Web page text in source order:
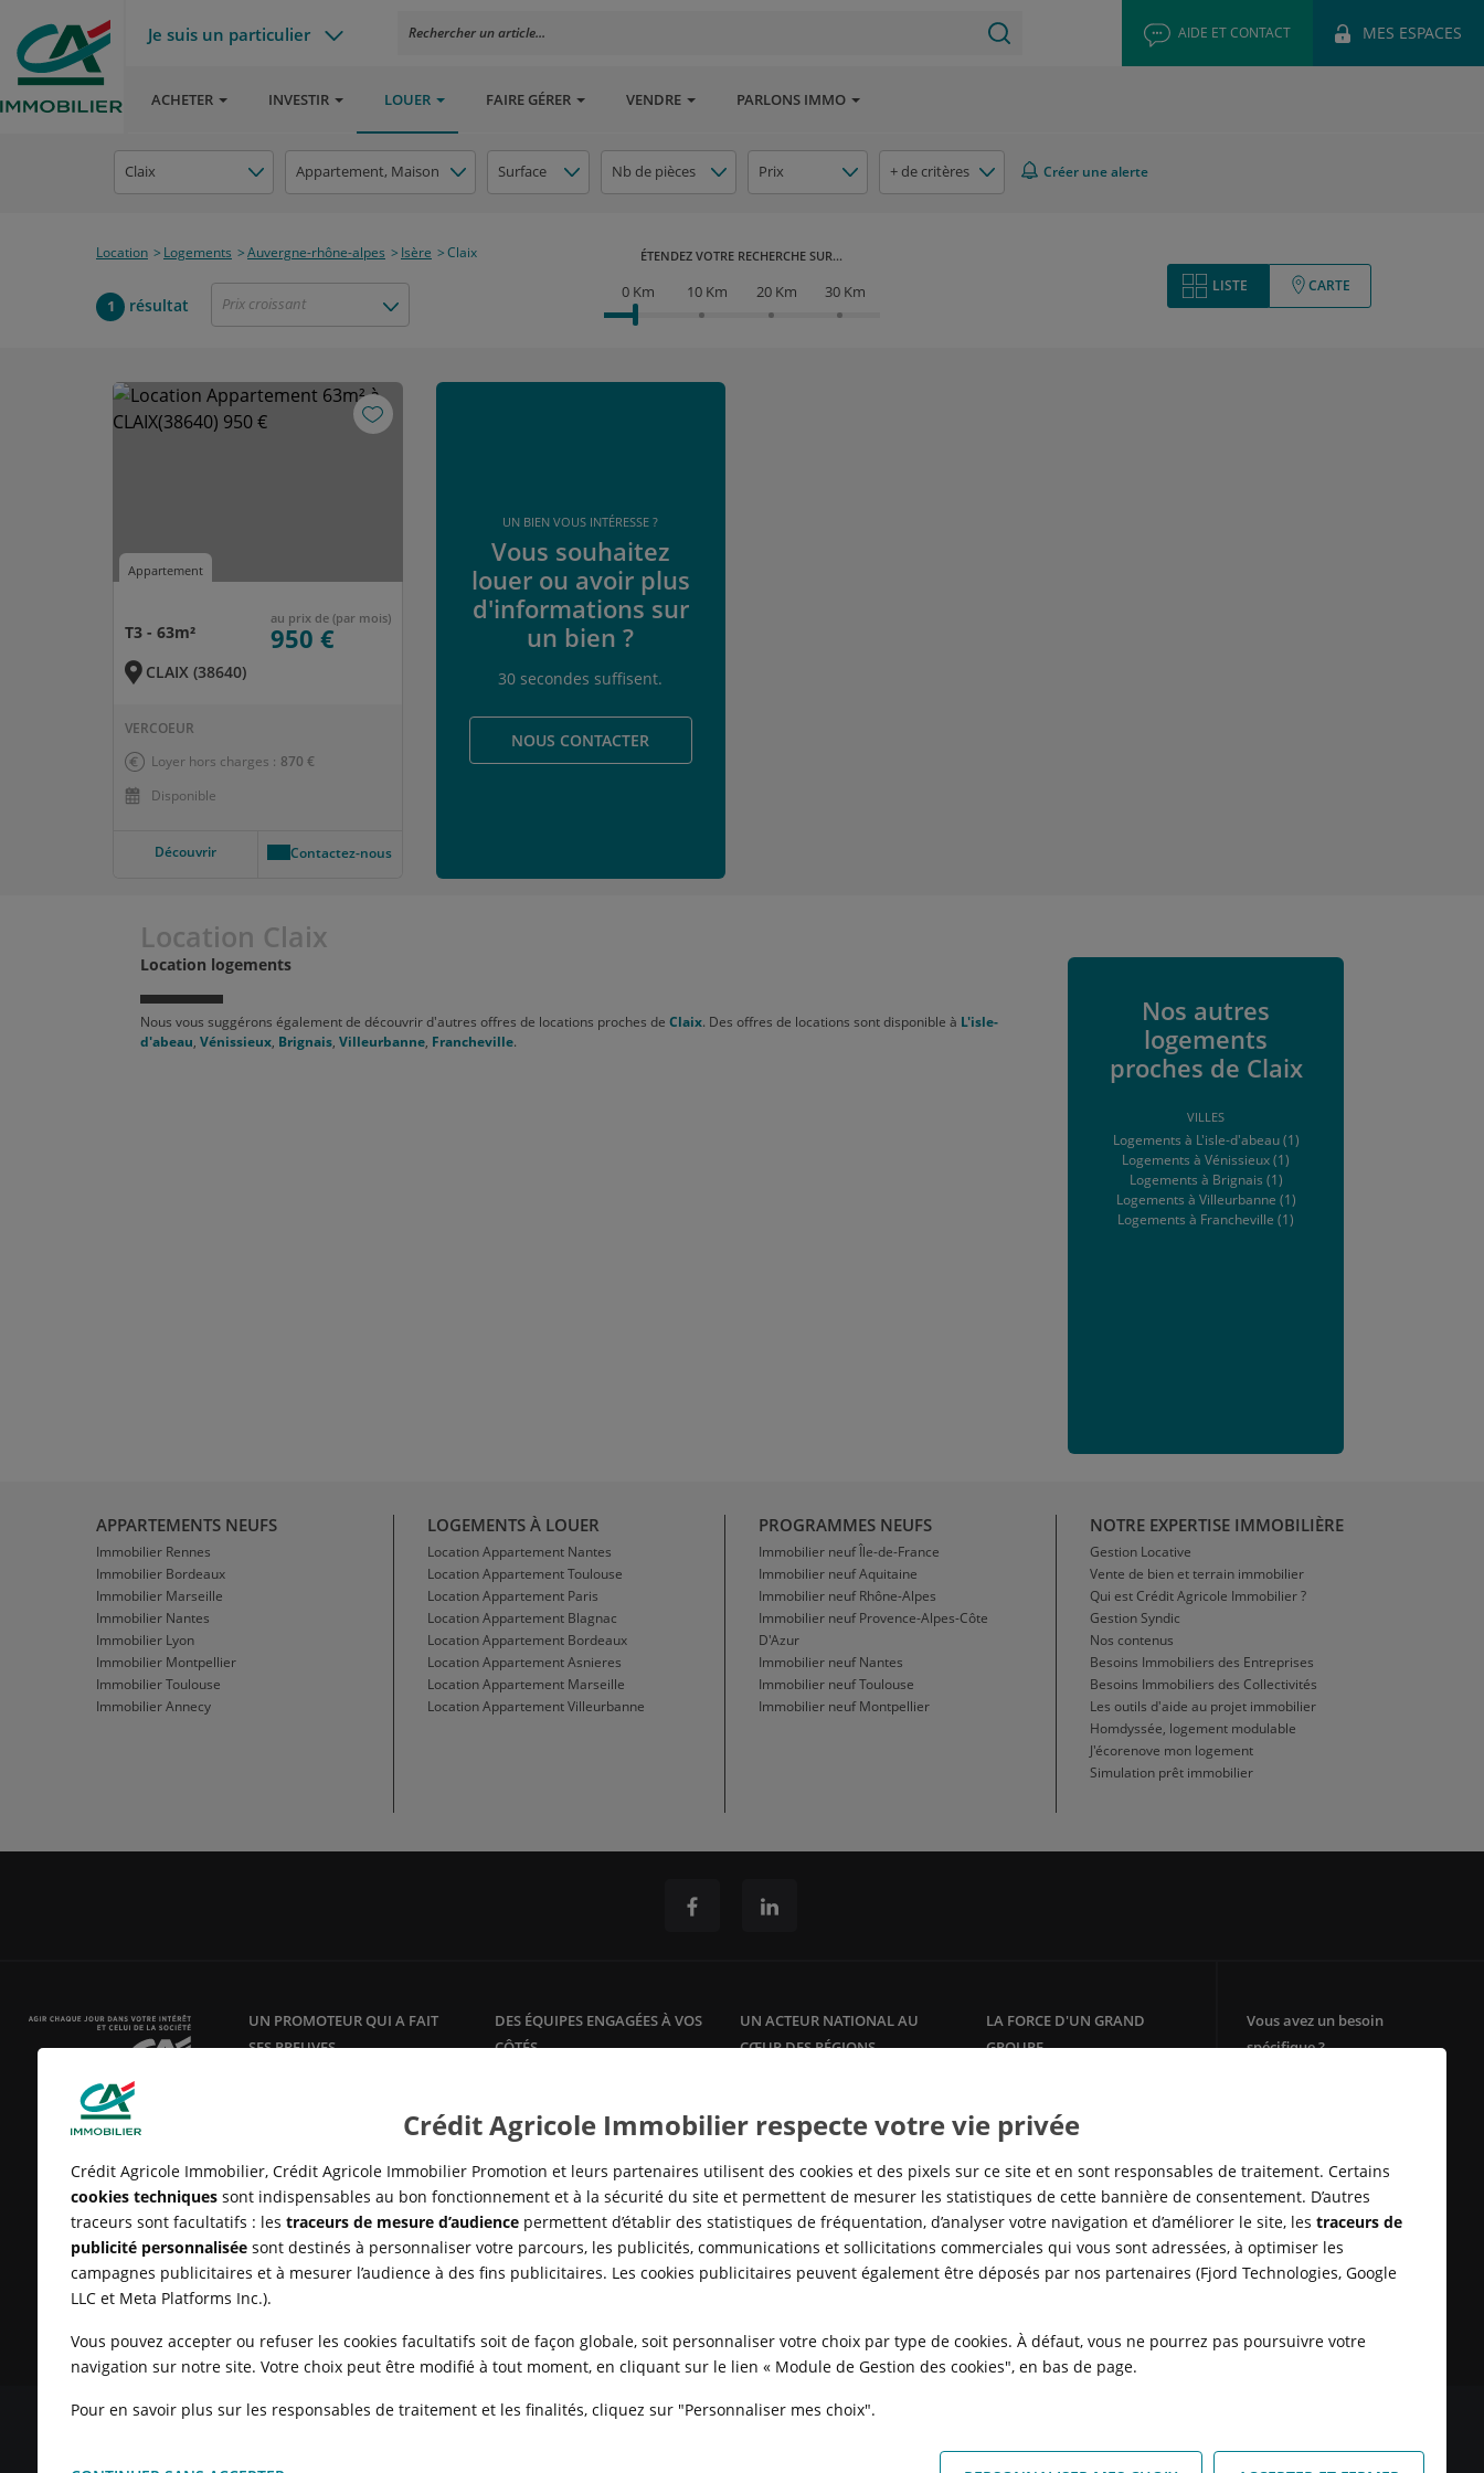
Je suis un particulier Rechercher un article... AIDE ET CONTACT MES ESPACES
ACHETER INVESTIR LOUER FAIRE GÉRER VENDRE PARLONS IMMO
Claix Appartement, Maison Surface Nb de pièces Prix + de critères Créer une alerte
Location Logements Auvergne-rhône-alpes Isère Claix
1 résultat Prix croissant
ÉTENDEZ VOTRE RECHERCHE SUR...
0 Km 10 Km 20 Km 30 Km LISTE CARTE
Appartement
T3 - 63m²
au prix de (par mois)
950 €
CLAIX (38640)
VERCOEUR
Loyer hors charges : 870 €
Disponible
Découvrir Contactez-nous
UN BIEN VOUS INTÉRESSE ?
Vous souhaitez
louer ou avoir plus
d'informations sur
un bien ?
30 secondes suffisent.
NOUS CONTACTER
Location Claix
Location logements
Nous vous suggérons également de découvrir d'autres offres de locations proches de Claix. Des offres de locations sont disponible à L'isle-
d'abeau, Vénissieux, Brignais, Villeurbanne, Francheville.
Nos autres
logements
proches de Claix
VILLES
Logements à L'isle-d'abeau (1)
Logements à Vénissieux (1)
Logements à Brignais (1)
Logements à Villeurbanne (1)
Logements à Francheville (1)
APPARTEMENTS NEUFS
Immobilier Rennes
Immobilier Bordeaux
Immobilier Marseille
Immobilier Nantes
Immobilier Lyon
Immobilier Montpellier
Immobilier Toulouse
Immobilier Annecy
LOGEMENTS À LOUER
Location Appartement Nantes
Location Appartement Toulouse
Location Appartement Paris
Location Appartement Blagnac
Location Appartement Bordeaux
Location Appartement Asnieres
Location Appartement Marseille
Location Appartement Villeurbanne
PROGRAMMES NEUFS
Immobilier neuf Île-de-France
Immobilier neuf Aquitaine
Immobilier neuf Rhône-Alpes
Immobilier neuf Provence-Alpes-Côte
D'Azur
Immobilier neuf Nantes
Immobilier neuf Toulouse
Immobilier neuf Montpellier
NOTRE EXPERTISE IMMOBILIÈRE
Gestion Locative
Vente de bien et terrain immobilier
Qui est Crédit Agricole Immobilier ?
Gestion Syndic
Nos contenus
Besoins Immobiliers des Entreprises
Besoins Immobiliers des Collectivités
Les outils d'aide au projet immobilier
Homdyssée, logement modulable
J'écorenove mon logement
Simulation prêt immobilier
UN PROMOTEUR QUI A FAIT
SES PREUVES
vente de logements neufsdepuis
DES ÉQUIPES ENGAGÉES À VOS
CÔTÉS
ses clients propriétaires avec des
offres et services sur mesure :
gestion
locative, syndic de
copropriété,…
UN ACTEUR NATIONAL AU
CŒUR DES RÉGIONS
agglomérations, en adéquation
avec la réalité des marchés locaux
pour répondre à tous les besoins
en logement, de partout en
France.
LA FORCE D'UN GRAND
GROUPE
bénéficie de la solidité et de
l'ancrage territorial d'un des
leaders de la
banque
de proximité
en Europe.
Vous avez un besoin
spécifique ?
E-immobilier
Crédit Sofinco
Square Habitat : Location
logement
MENTIONS LÉGALES CONDITIONS GÉNÉRALES D'UTILISATION POLITIQUE DE CONFIDENTIALITÉ
MODULE DE GESTION DES COOKIES HONORAIRES TRANSACTION
HONORAIRES LOCATION
Crédit Agricole Immobilier respecte votre vie privée
Crédit Agricole Immobilier, Crédit Agricole Immobilier Promotion et leurs partenaires utilisent des cookies et des pixels sur ce site et en sont responsables de traitement. Certains
cookies techniquessont indispensables au bon fonctionnement et à la sécurité du site et permettent de mesurer les statistiques de cette bannière de consentement. D’autres
traceurs sont facultatifs : les traceurs de mesure d’audiencepermettent d’établir des statistiques de fréquentation, d’analyser votre navigation et d’améliorer le site, les traceurs de
publicité personnaliséesont destinés à personnaliser votre parcours, les publicités, communications et sollicitations commerciales qui vous sont adressées, à optimiser les
campagnes publicitaires et à mesurer l’audience à des fins publicitaires. Les cookies publicitaires peuvent également être déposés par nos partenaires (Fjord Technologies, Google
LLC et Meta Platforms Inc.).
Vous pouvez accepter ou refuser les cookies facultatifs soit de façon globale, soit personnaliser votre choix par type de cookies. À défaut, vous ne pourrez pas poursuivre votre
navigation sur notre site. Votre choix peut être modifié à tout moment, en cliquant sur le lien « Module de Gestion des cookies", en bas de page.
Pour en savoir plus sur les responsables de traitement et les finalités, cliquez sur "Personnaliser mes choix".